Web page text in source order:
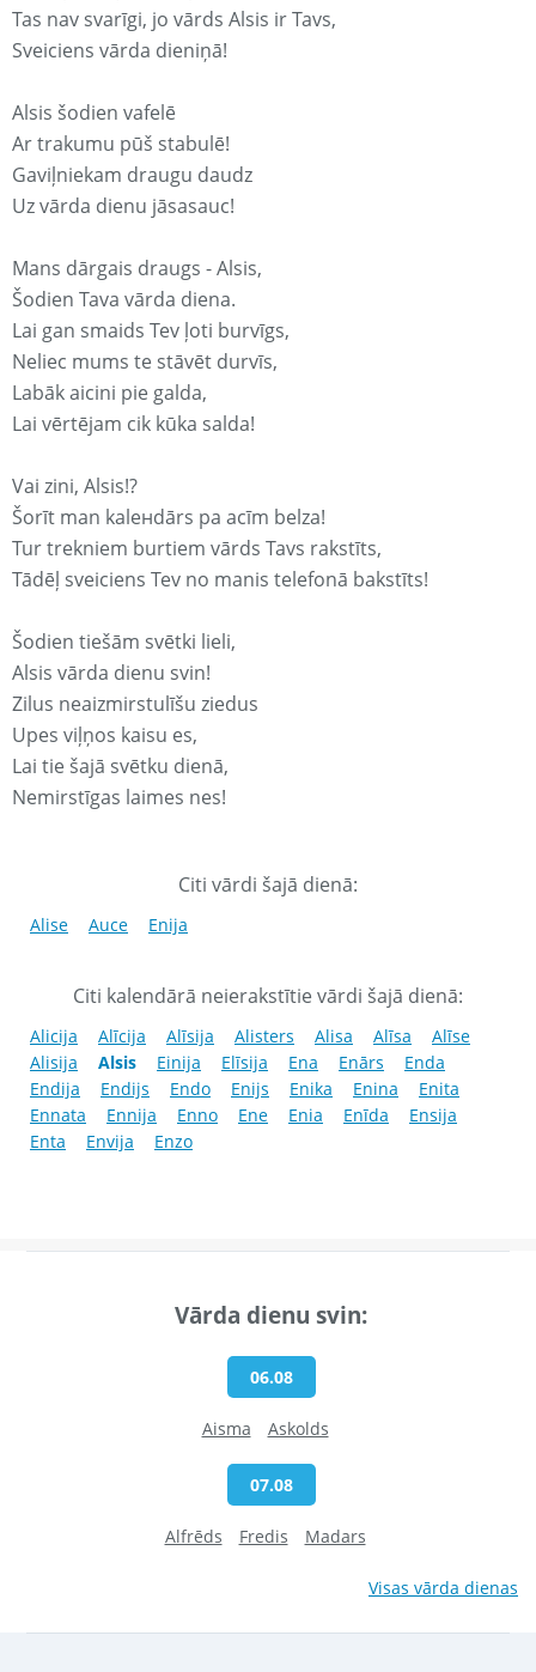
Tas nav svarīgi, jo vārds Alsis ir Tavs,
Sveiciens vārda dieniņā!
Alsis šodien vafelē
Ar trakumu pūš stabulē!
Gaviļniekam draugu daudz
Uz vārda dienu jāsasauc!
Mans dārgais draugs - Alsis,
Šodien Tava vārda diena.
Lai gan smaids Tev ļoti burvīgs,
Neliec mums te stāvēt durvīs,
Labāk aicini pie galda,
Lai vērtējam cik kūka salda!
Vai zini, Alsis!?
Šorīt man kaleнdārs pa acīm belza!
Tur trekniem burtiem vārds Tavs rakstīts,
Tādēļ sveiciens Tev no manis telefonā bakstīts!
Šodien tiešām svētki lieli,
Alsis vārda dienu svin!
Zilus neaizmirstulīšu ziedus
Upes viļņos kaisu es,
Lai tie šajā svētku dienā,
Nemirstīgas laimes nes!
Citi vārdi šajā dienā:
Alise Auce Enija
Citi kalendārā neierakstītie vārdi šajā dienā:
Alicija Alīcija Alīsija Alisters Alisa Alīsa
Alīse
Alisija
Alsis Einija Elīsija Ena Enārs
Enda
Endija
Endijs Endo Enijs Enika Enina
Enita
Ennata
Ennija Enno Ene Enia Enīda
Ensija
Enta
Envija Enzo
Vārda dienu svin:
06.08
Aisma Askolds
07.08
Alfrēds Fredis Madars
Visas vārda dienas